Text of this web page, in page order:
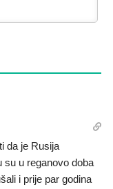
da je Rusija
su u reganovo doba
i prije par godina